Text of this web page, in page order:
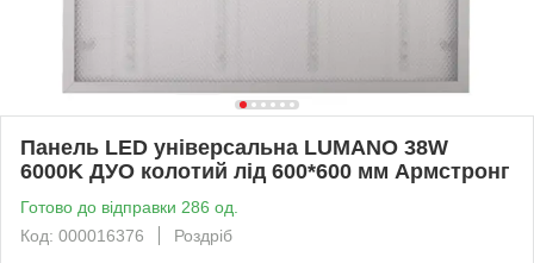
Панель LED універсальна LUMANO 38W
6000K ДУО колотий лід 600*600 мм Армстронг
Готово до відправки 286 од.
Код: 000016376
Роздріб